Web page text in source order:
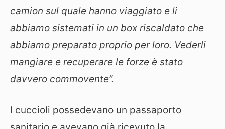
camion sul quale hanno viaggiato e li
abbiamo sistemati in un box riscaldato che
abbiamo preparato proprio per loro. Vederli
mangiare e recuperare le forze è stato
davvero commovente”.
I cuccioli possedevano un passaporto